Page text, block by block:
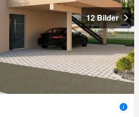
12 Bilder